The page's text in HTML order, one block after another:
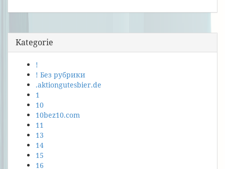
Kategorie
!
! Без рубрики
.aktiongutesbier.de
1
10
10bez10.com
11
13
14
15
16